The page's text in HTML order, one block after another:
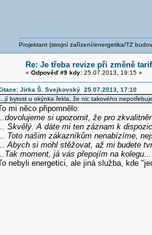
Projektant (strojní zařízení/energetika/TZ
Re: Je třeba revize při změně
« Odpověď #9 kdy:25.07.2013, 19:15 »
Jirka Š. Svejkovský 25.07.2013, 17:10
...jí bytost u okýnka řekla, že nic takového
mi něco připomnělo:
si upozornit, že pro
Skvělý. A dáte mi ten záznam k
Toto našim zákazníkům nenabízíme,
Abych si mohl stěžovat, až mi budete
moment, já vás přepojím na kolegu...
nebyli energetici, ale jiná služba, kde